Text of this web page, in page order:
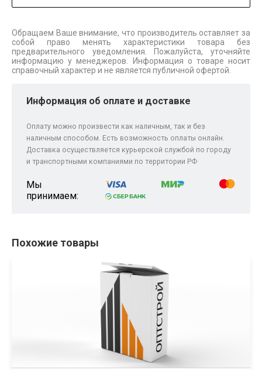
Обращаем Ваше внимание, что производитель оставляет за
собой право менять характеристики товара без
предварительного уведомления. Пожалуйста, уточняйте
информацию у менеджеров. Информация о товаре носит
справочный характер и не является публичной офертой.
Информация об оплате и доставке
Оплату можно произвести как наличным, так и без
наличным способом. Есть возможность оплаты онлайн.
Доставка осуществляется курьерской службой по городу
и транспортными компаниями по территории РФ
Мы
принимаем:
Похожие товары